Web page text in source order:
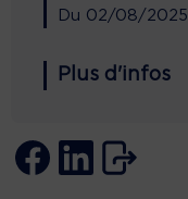
Du 02/08/2025
Plus d'infos